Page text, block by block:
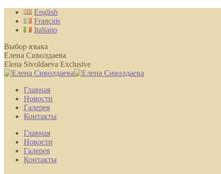
Перейти
содержанию
English
Français
Italiano
Выбор языка
Елена Сиволдаева
Elena Sivoldaeva Exclusive
Главная
Новости
Галерея
Контакты
Главная
Новости
Галерея
Контакты